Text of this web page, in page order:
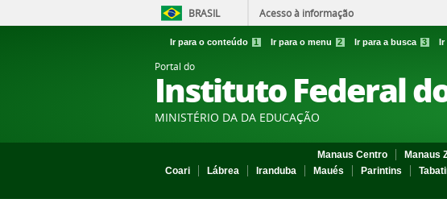
BRASIL Acesso à informação
Ir para o conteúdo 1 Ir para o menu 2 Ir para a busca 3 Ir
Portal do
Instituto Federal
MINISTÉRIO DA DA EDUCAÇÃO
Manaus Centro Manaus
Coari
Lábrea Iranduba Maués Parintins